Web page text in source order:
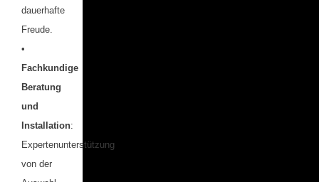
dauerhafte
Freude.
•
Fachkundige
Beratung
und
Installation:
Expertenunterstützung
von der